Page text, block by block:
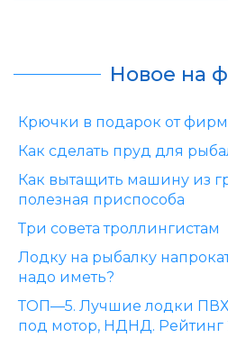
Новое на
Крючки в подарок от
Как сделать пруд для
Как вытащить машину из
полезная приспособа
Три совета троллингистам
Лодку на рыбалку
надо иметь?
ТОП—5. Лучшие лодки
под мотор, НДНД. Рейтинг